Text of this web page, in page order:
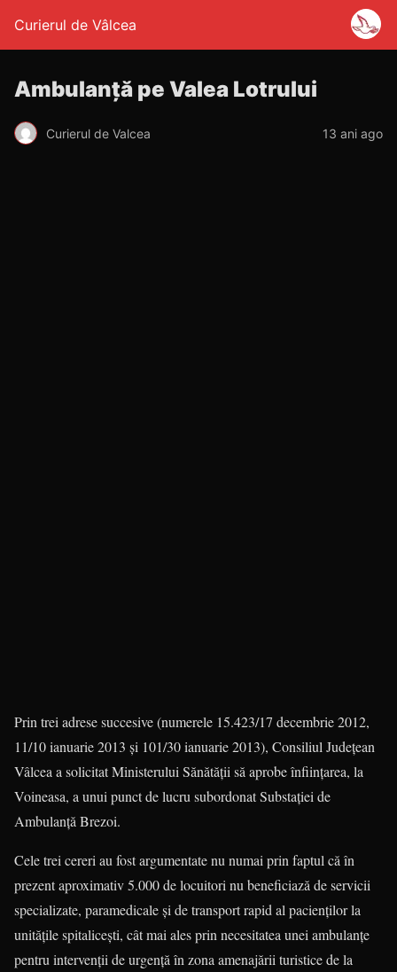
Curierul de Vâlcea
Ambulanţă pe Valea Lotrului
Curierul de Valcea 13 ani ago
Prin trei adrese succesive (numerele 15.423/17 decembrie 2012,
11/10 ianua­rie 2013 şi 101/30 ianuarie 2013), Con­siliul Judeţean
Vâlcea a solicitat Ministe­rului Sănătăţii să aprobe înfiinţarea, la
Voineasa, a unui punct de lucru subor­donat Substaţiei de
Ambulanţă Brezoi.
Cele trei cereri au fost argumentate nu numai prin faptul că în
prezent aproximativ 5.000 de locuitori nu bene­ficiază de servicii
specializate, parame­dicale şi de transport rapid al pacienţilor la
unităţile spitaliceşti, cât mai ales prin necesitatea unei ambulanţe
pentru intervenţii de urgenţă în zona amenajării turistice de la